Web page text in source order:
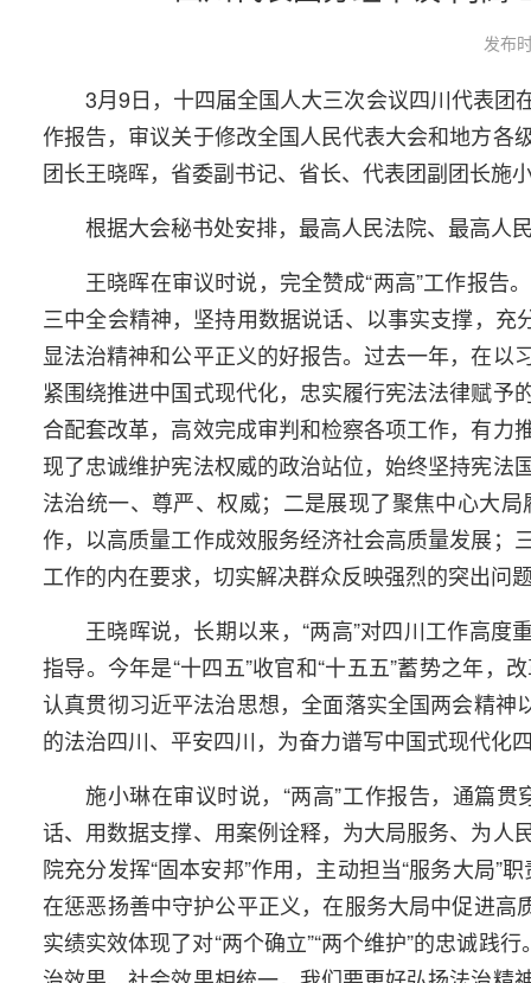
发布
3月9日，十四届全国人大三次会议四川代表
作报告，审议关于修改全国人民代表大会和地方各
团长王晓晖，省委副书记、省长、代表团副团长施
根据大会秘书处安排，最高人民法院、最高人
王晓晖在审议时说，完全赞成“两高”工作报
三中全会精神，坚持用数据说话、以事实支撑，
显法治精神和公平正义的好报告。过去一年，在
紧围绕推进中国式现代化，忠实履行宪法法律赋
合配套改革，高效完成审判和检察各项工作，有
现了忠诚维护宪法权威的政治站位，始终坚持宪法
法治统一、尊严、权威；二是展现了聚焦中心大
作，以高质量工作成效服务经济社会高质量发展；
工作的内在要求，切实解决群众反映强烈的突出问
王晓晖说，长期以来，“两高”对四川工作高度
指导。今年是“十四五”收官和“十五五”蓄势之年
认真贯彻习近平法治思想，全面落实全国两会精神
的法治四川、平安四川，为奋力谱写中国式现代化
施小琳在审议时说，“两高”工作报告，通篇
话、用数据支撑、用案例诠释，为大局服务、为人
院充分发挥“固本安邦”作用，主动担当“服务大局”
在惩恶扬善中守护公平正义，在服务大局中促进高
实绩实效体现了对“两个确立”“两个维护”的忠诚践